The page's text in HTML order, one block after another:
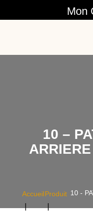
Mon
10 –
AccueilProduit 10 -